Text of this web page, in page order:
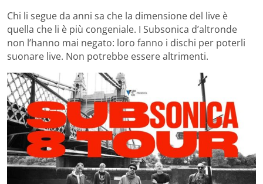
Chi li segue da anni sa che la dimensione del live è
quella che li è più congeniale. I Subsonica d’altronde
non l’hanno mai negato: loro fanno i dischi per poterli
suonare live. Non potrebbe essere altrimenti.